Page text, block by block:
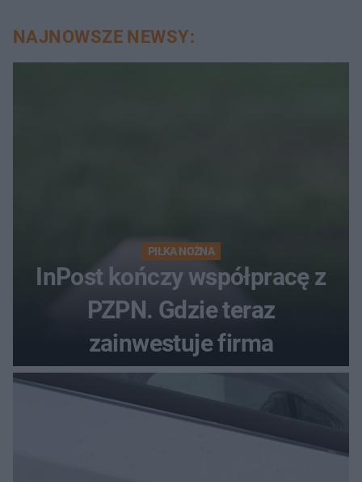
NAJNOWSZE NEWSY:
PIŁKA NOŻNA
InPost kończy współpracę z
PZPN. Gdzie teraz
zainwestuje firma